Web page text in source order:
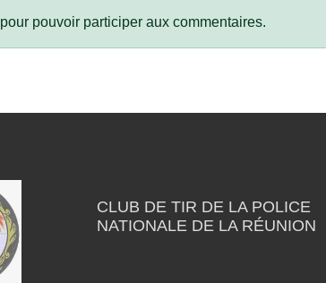
pour pouvoir participer aux commentaires.
CLUB DE TIR DE LA POLICE
NATIONALE DE LA RÉUNION